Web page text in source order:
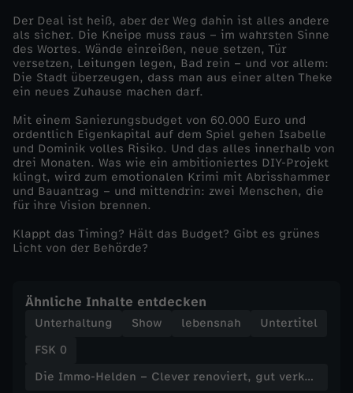
r
r
e
n
o
v
i
r
t
Der Deal ist heiß, aber der Weg dahin ist alles andere
als sicher. Die Kneipe muss raus – im wahrsten Sinne
des Wortes. Wände einreißen, neue setzen, Tür
versetzen, Leitungen legen, Bad rein – und vor allem:
Die Stadt überzeugen, dass man aus einer alten Theke
ein neues Zuhause machen darf.
Mit einem Sanierungsbudget von 60.000 Euro und
ordentlich Eigenkapital auf dem Spiel gehen Isabelle
und Dominik volles Risiko. Und das alles innerhalb von
drei Monaten. Was wie ein ambitioniertes DIY-Projekt
klingt, wird zum emotionalen Krimi mit Abrisshammer
und Bauantrag – und mittendrin: zwei Menschen, die
für ihre Vision brennen.
Klappt das Timing? Hält das Budget? Gibt es grünes
Licht von der Behörde?
Ähnliche Inhalte entdecken
Unterhaltung Show lebensnah
Untertitel
FSK 0
Die Immo-Helden – Clever renoviert, gut verkauft